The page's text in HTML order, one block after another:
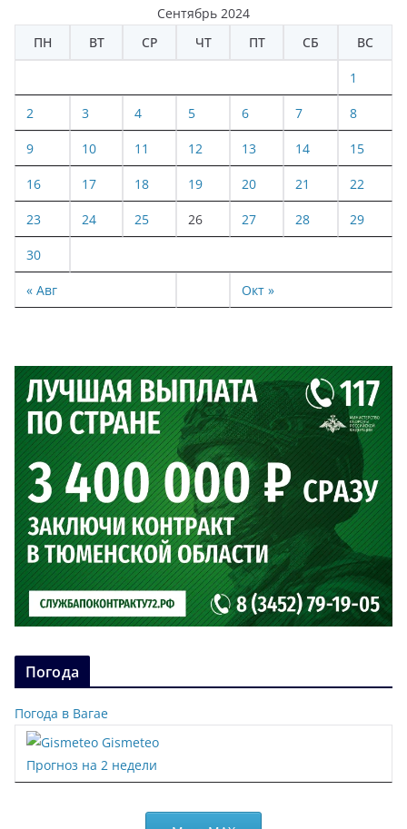
Сентябрь 2024
ПН
ВТ СР ЧТ ПТ СБ ВС
« Авг Окт »
1
2 3 4 5 6 7 8
9 10 11 12 13 14 15
16 17 18 19 20 21 22
23 24 25 26 27 28 29
30
Погода
Погода в Вагае
Gismeteo
Прогноз на 2 недели